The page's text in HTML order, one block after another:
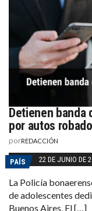
Detienen banda
por autos
porREDACCIÓN
PAÍS 22 DE JUNIO DE
La Policía
de adolescentes
Buenos Aires. El […]